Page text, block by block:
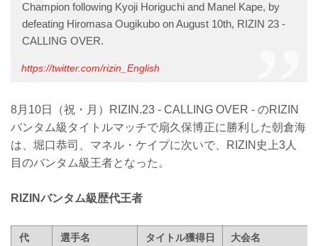
Champion following Kyoji Horiguchi and Manel Kape, by
defeating Hiromasa Ougikubo on August 10th, RIZIN 23 -
CALLING OVER.
https://twitter.com/rizin_English
8月10日（祝・月）RIZIN.23 - CALLING OVER - のRIZIN
バンタム級タイトルマッチで扇久保博正に勝利した朝倉海
は、堀口恭司、マネル・ケイプに次いで、RIZIN史上3人
目のバンタム級王者となった。
RIZINバンタム級歴代王者
代 選手名 タイトル獲得日
大会名